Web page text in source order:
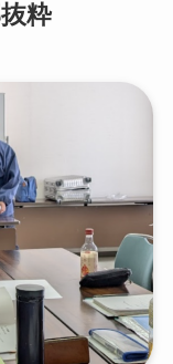
粋